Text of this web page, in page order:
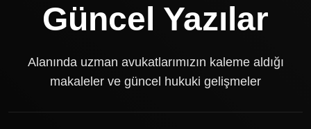
Güncel Yazılar
Alanında uzman avukatlarımızın kaleme aldığı
makaleler ve güncel hukuki gelişmeler